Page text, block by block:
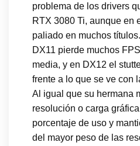
problema de los drivers
RTX 3080 Ti, aunque en
paliado en muchos
DX11 pierde muchos
media, y en DX12 el
frente a lo que se ve con
Al igual que su hermana
resolución o carga
porcentaje de uso y
del mayor peso de las